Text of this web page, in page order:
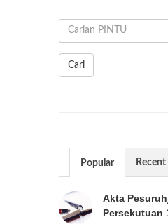
Cari
Popular Recent
Akta
Persekutuan